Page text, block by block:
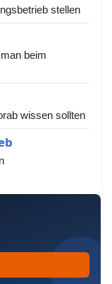
stellen
beim
wissen sollten